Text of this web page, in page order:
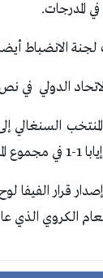
المدرجات.
أيضا، الاتحاد المصري، 6
الدولي في نص عقوباته أن
السنغالي
قرار الفيفا
الكروي الذي